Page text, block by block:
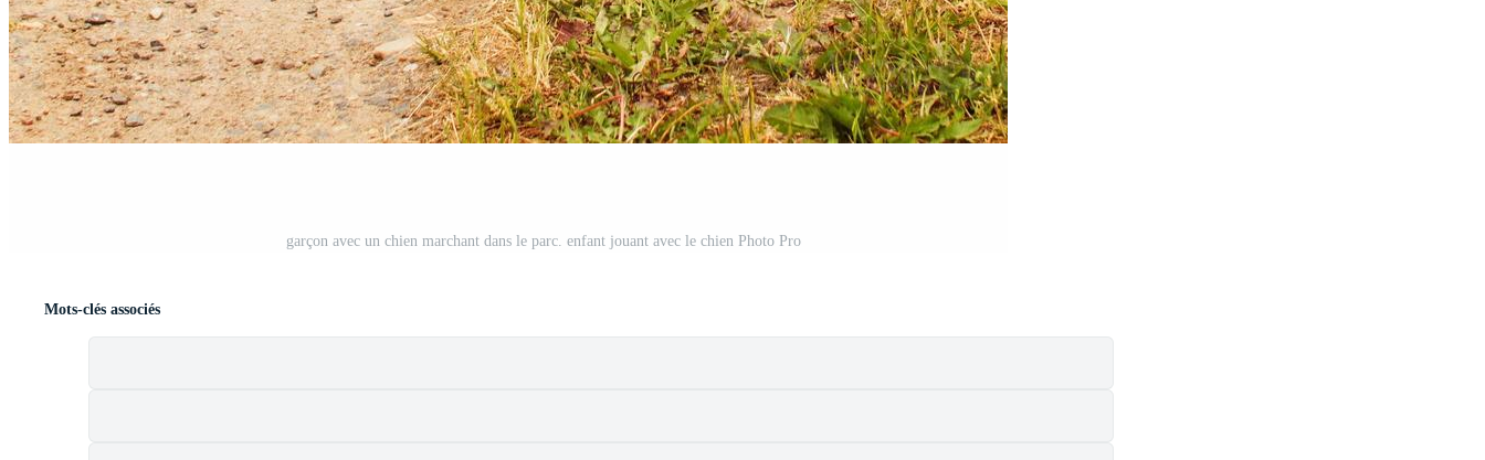
garçon avec un chien marchant dans le parc. enfant jouant avec le chien Photo Pro
Mots-clés associés